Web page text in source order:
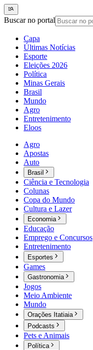
Buscar no portal
Capa
Últimas Notícias
Esporte
Eleições 2026
Política
Minas Gerais
Brasil
Mundo
Agro
Entretenimento
Eloos
Agro
Apostas
Auto
Brasil
Ciência e Tecnologia
Colunas
Copa do Mundo
Cultura e Lazer
Economia
Educação
Emprego e Concursos
Entretenimento
Esportes
Games
Gastronomia
Jogos
Meio Ambiente
Mundo
Orações Itatiaia
Podcasts
Pets e Animais
Política